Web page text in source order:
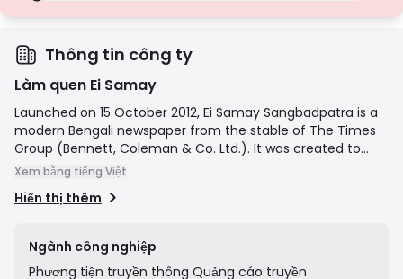
Giấy phép hạng D
Từ các khu vực pháp lý có sự giám sát tối thiểu, các giấy phép này
và bảo hiểm. Mặc dù hấp dẫn về tính linh hoạt trong hoạt động,
nhưng chúng gây ra rủi ro cao hơn cho các nhà giao dịch.
Thông tin công ty
Làm quen Ei Samay
Launched on 15 October 2012, Ei Samay Sangbadpatra is a
modern Bengali newspaper from the stable of The Times
Group (Bennett, Coleman & Co. Ltd.). It was created to
cater to the young, intellectual Bengali reader in Kolkata
range of topics including local, national, and international
competing directly with established dailies in the region. It
also maintains a strong digital presence through its official
website and mobile app.
Xem bằng tiếng Việt
Hiển thị thêm
Ngành công nghiệp
Phương tiện truyền thông Quảng cáo truyền